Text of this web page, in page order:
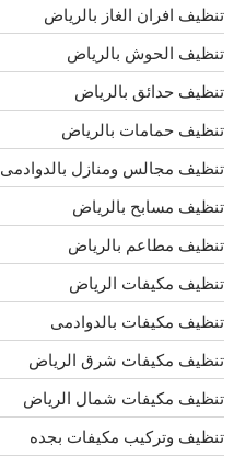
تنظيف افران الغاز بالرياض
تنظيف الحوش بالرياض
تنظيف حدائق بالرياض
تنظيف حمامات بالرياض
تنظيف مجالس ومنازل بالدوادمى
تنظيف مسابح بالرياض
تنظيف مطاعم بالرياض
تنظيف مكيفات الرياض
تنظيف مكيفات بالدوادمى
تنظيف مكيفات شرق الرياض
تنظيف مكيفات شمال الرياض
تنظيف وتركيب مكيفات بجده